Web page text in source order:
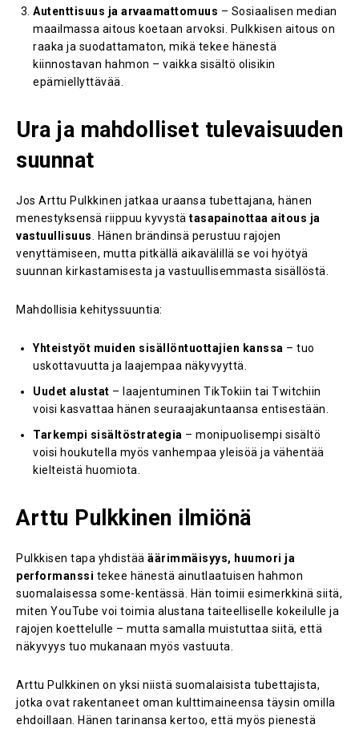
Autenttisuus ja arvaamattomuus – Sosiaalisen median
maailmassa aitous koetaan arvoksi. Pulkkisen aitous on
raaka ja suodattamaton, mikä tekee hänestä
kiinnostavan hahmon – vaikka sisältö olisikin
epämiellyttävää.
Ura ja mahdolliset tulevaisuuden
suunnat
Jos Arttu Pulkkinen jatkaa uraansa tubettajana, hänen
menestyksensä riippuu kyvystä tasapainottaa aitous ja
vastuullisuus . Hänen brändinsä perustuu rajojen
venyttämiseen, mutta pitkällä aikavälillä se voi hyötyä
suunnan kirkastamisesta ja vastuullisemmasta sisällöstä.
Mahdollisia kehityssuuntia:
Yhteistyöt muiden sisällöntuottajien kanssa – tuo
uskottavuutta ja laajempaa näkyvyyttä.
Uudet alustat – laajentuminen TikTokiin tai Twitchiin
voisi kasvattaa hänen seuraajakuntaansa entisestään.
Tarkempi sisältöstrategia – monipuolisempi sisältö
voisi houkutella myös vanhempaa yleisöä ja vähentää
kielteistä huomiota.
Arttu Pulkkinen ilmiönä
Pulkkisen tapa yhdistää äärimmäisyys, huumori ja
performanssi tekee hänestä ainutlaatuisen hahmon
suomalaisessa some-kentässä. Hän toimii esimerkkinä siitä,
miten YouTube voi toimia alustana taiteelliselle kokeilulle ja
rajojen koettelulle – mutta samalla muistuttaa siitä, että
näkyvyys tuo mukanaan myös vastuuta.
Arttu Pulkkinen on yksi niistä suomalaisista tubettajista,
jotka ovat rakentaneet oman kulttimaineensa täysin omilla
ehdoillaan. Hänen tarinansa kertoo, että myös pienestä